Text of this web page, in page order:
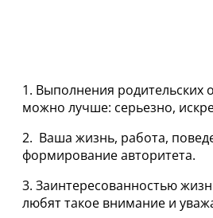
1. Выполнения родительских
можно лучше: серьезно,
2. Ваша жизнь, работа,
формирование авторитета.
3. Заинтересованностью
любят такое внимание и